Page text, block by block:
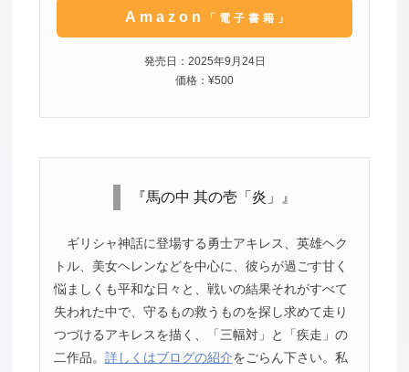
Amazon 「電子書籍」
発売日：2025年9月24日
価格：¥500
『馬の中 其の壱「炎」』
ギリシャ神話に登場する勇士アキレス、英雄ヘク
トル、美女ヘレンなどを中心に、彼らが過ごす甘く
悩ましくも平和な日々と、戦いの結果それがすべて
失われた中で、守るもの救うものを探し求めて走り
つづけるアキレスを描く、「三幅対」と「疾走」の
二作品。 詳しくはブログの紹介をごらん下さい。私